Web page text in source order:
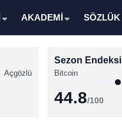
AKADEMİ SÖZLÜK
Açgözlü
Sezon Endeksi
Bitcoin
44.8/100